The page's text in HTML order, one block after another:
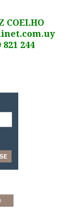
COELHO
821 244